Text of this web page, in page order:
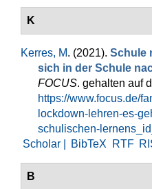
K
Kerres, M. (2021). Schule
sich in der Schule
FOCUS. gehalten auf
https://www.focus.de/
lockdown-lehren-es-
schulischen-
Scholar |
BibTeX RTF
B